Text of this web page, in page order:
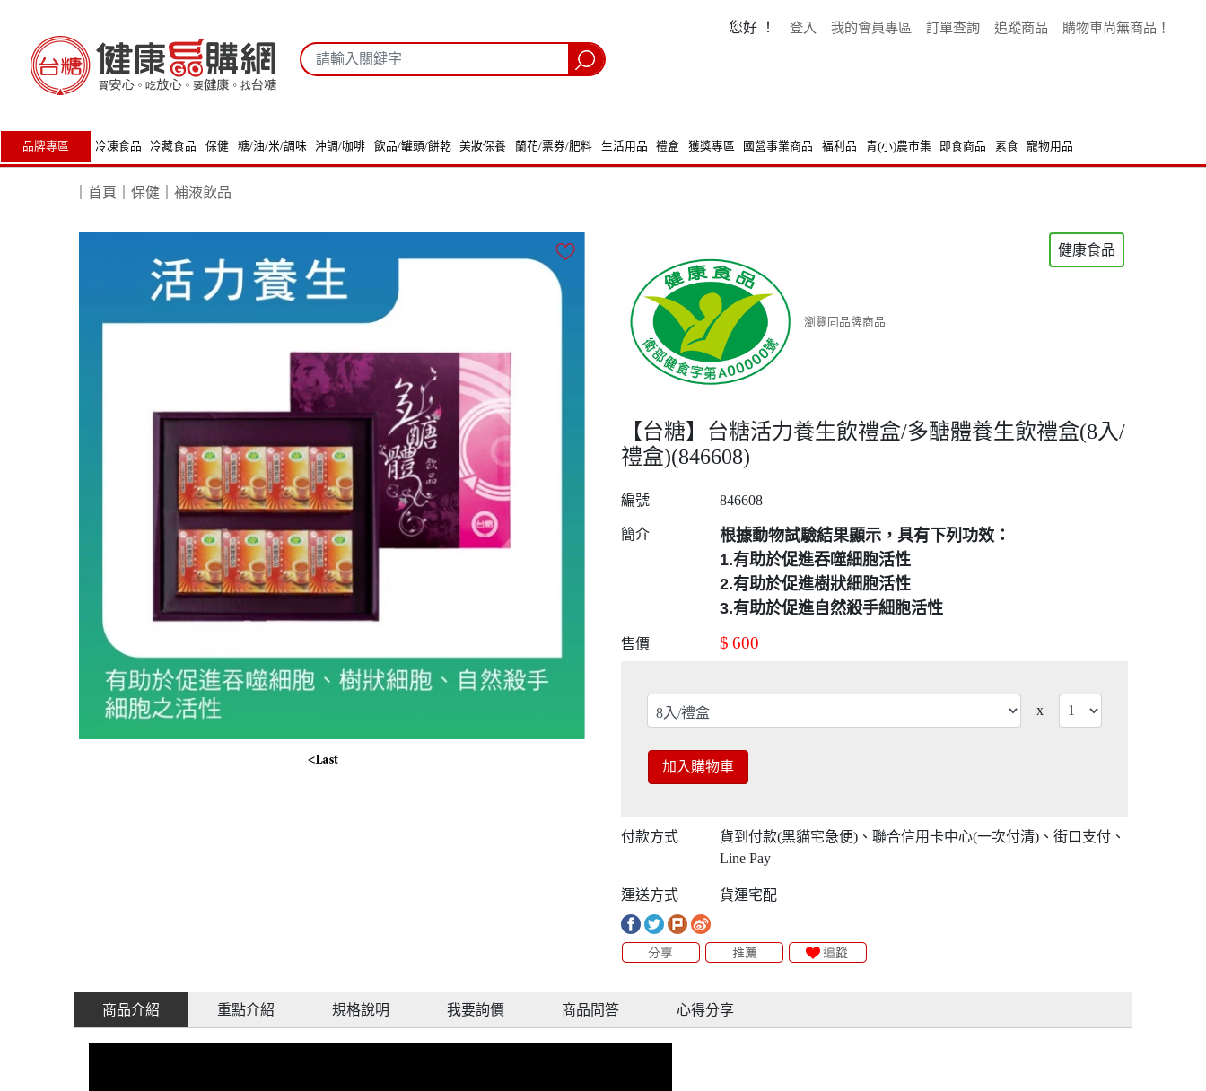
您好 ！ 登入 我的會員專區 訂單查詢 追蹤商品 購物車尚無商品！
品牌專區 冷凍食品 冷藏食品 保健 糖/油/米/調味 沖調/咖啡 飲品/罐頭/餅乾 美妝保養 蘭花/票券/肥料 生活用品 禮盒 獲獎專區 國營事業商品 福利品 青(小)農市集 即食商品 素食 寵物用品
首頁 ｜保健 ｜補液飲品
瀏覽同品牌商品
健康食品
【台糖】台糖活力養生飲禮盒/多醣體養生飲禮盒(8入/
禮盒)(846608)
編號 846608
簡介
根據動物試驗結果顯示，具有下列功效：
1.有助於促進吞噬細胞活性
2.有助於促進樹狀細胞活性
3.有助於促進自然殺手細胞活性
售價 $ 600
x
加入購物車
付款方式
貨到付款(黑貓宅急便)、聯合信用卡中心(一次付清)、街口支付、
Line Pay
運送方式 貨運宅配
商品介紹 重點介紹 規格說明 我要詢價 商品問答 心得分享